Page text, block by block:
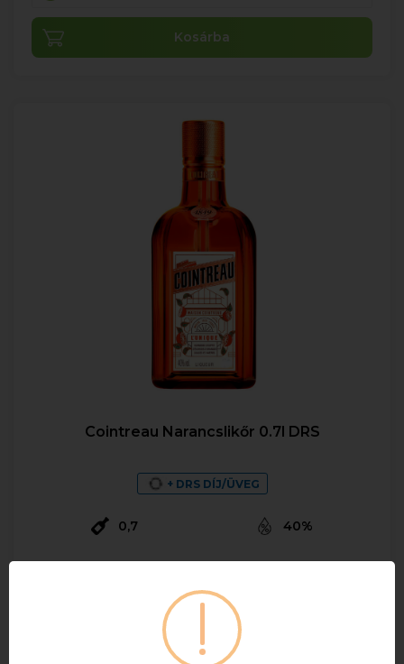
Kosárba
Cointreau Narancslikőr 0.7l DRS
+ DRS DÍJ/ÜVEG
0,7 40%
Bruttó ár